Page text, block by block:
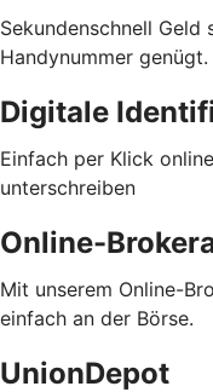
Sekundenschnell Geld
Handynummer genügt.
Digitale
Einfach per Klick
unterschreiben
Online-
Mit unserem Online-
einfach an der Börse.
UnionDepot